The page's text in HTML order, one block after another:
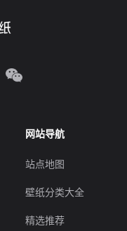
网站导航
站点地图
壁纸分类大全
精选推荐